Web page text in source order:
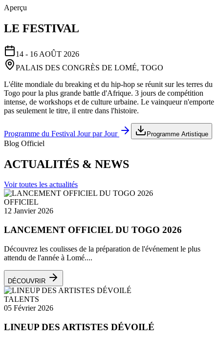
Aperçu
LE FESTIVAL
14 - 16 AOÛT 2026
PALAIS DES CONGRÈS DE LOMÉ, TOGO
L'élite mondiale du breaking et du hip-hop se réunit sur les terres du
Togo pour la plus grande battle d'Afrique. 3 jours de compétition
intense, de workshops et de culture urbaine. Le vainqueur n'emporte
pas seulement le titre, il entre dans l'histoire.
Programme du Festival Jour par Jour Programme Artistique
Blog Officiel
ACTUALITÉS & NEWS
Voir toutes les actualités
OFFICIEL
12 Janvier 2026
LANCEMENT OFFICIEL DU TOGO 2026
Découvrez les coulisses de la préparation de l'événement le plus
attendu de l'année à Lomé....
DÉCOUVRIR
TALENTS
05 Février 2026
LINEUP DES ARTISTES DÉVOILÉ